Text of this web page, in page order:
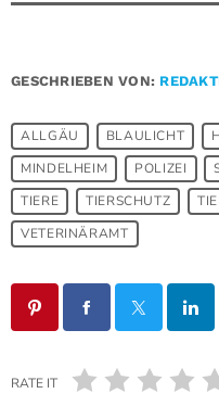
GESCHRIEBEN VON:
ALLGÄU BLAULICHT
MINDELHEIM
POLIZEI
TIERE
TIERSCHUTZ
VETERINÄRAMT
RATE IT